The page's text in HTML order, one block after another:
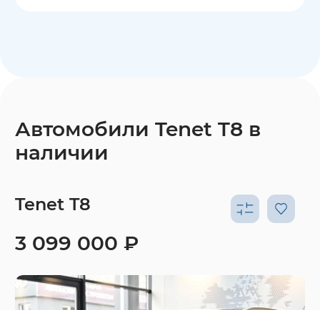
Автомобили Tenet T8 в
наличии
Tenet T8
3 099 000 ₽